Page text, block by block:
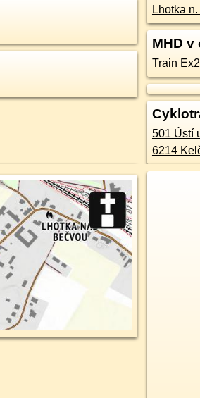
Lhotka
MHD v
501 Ústí
6214